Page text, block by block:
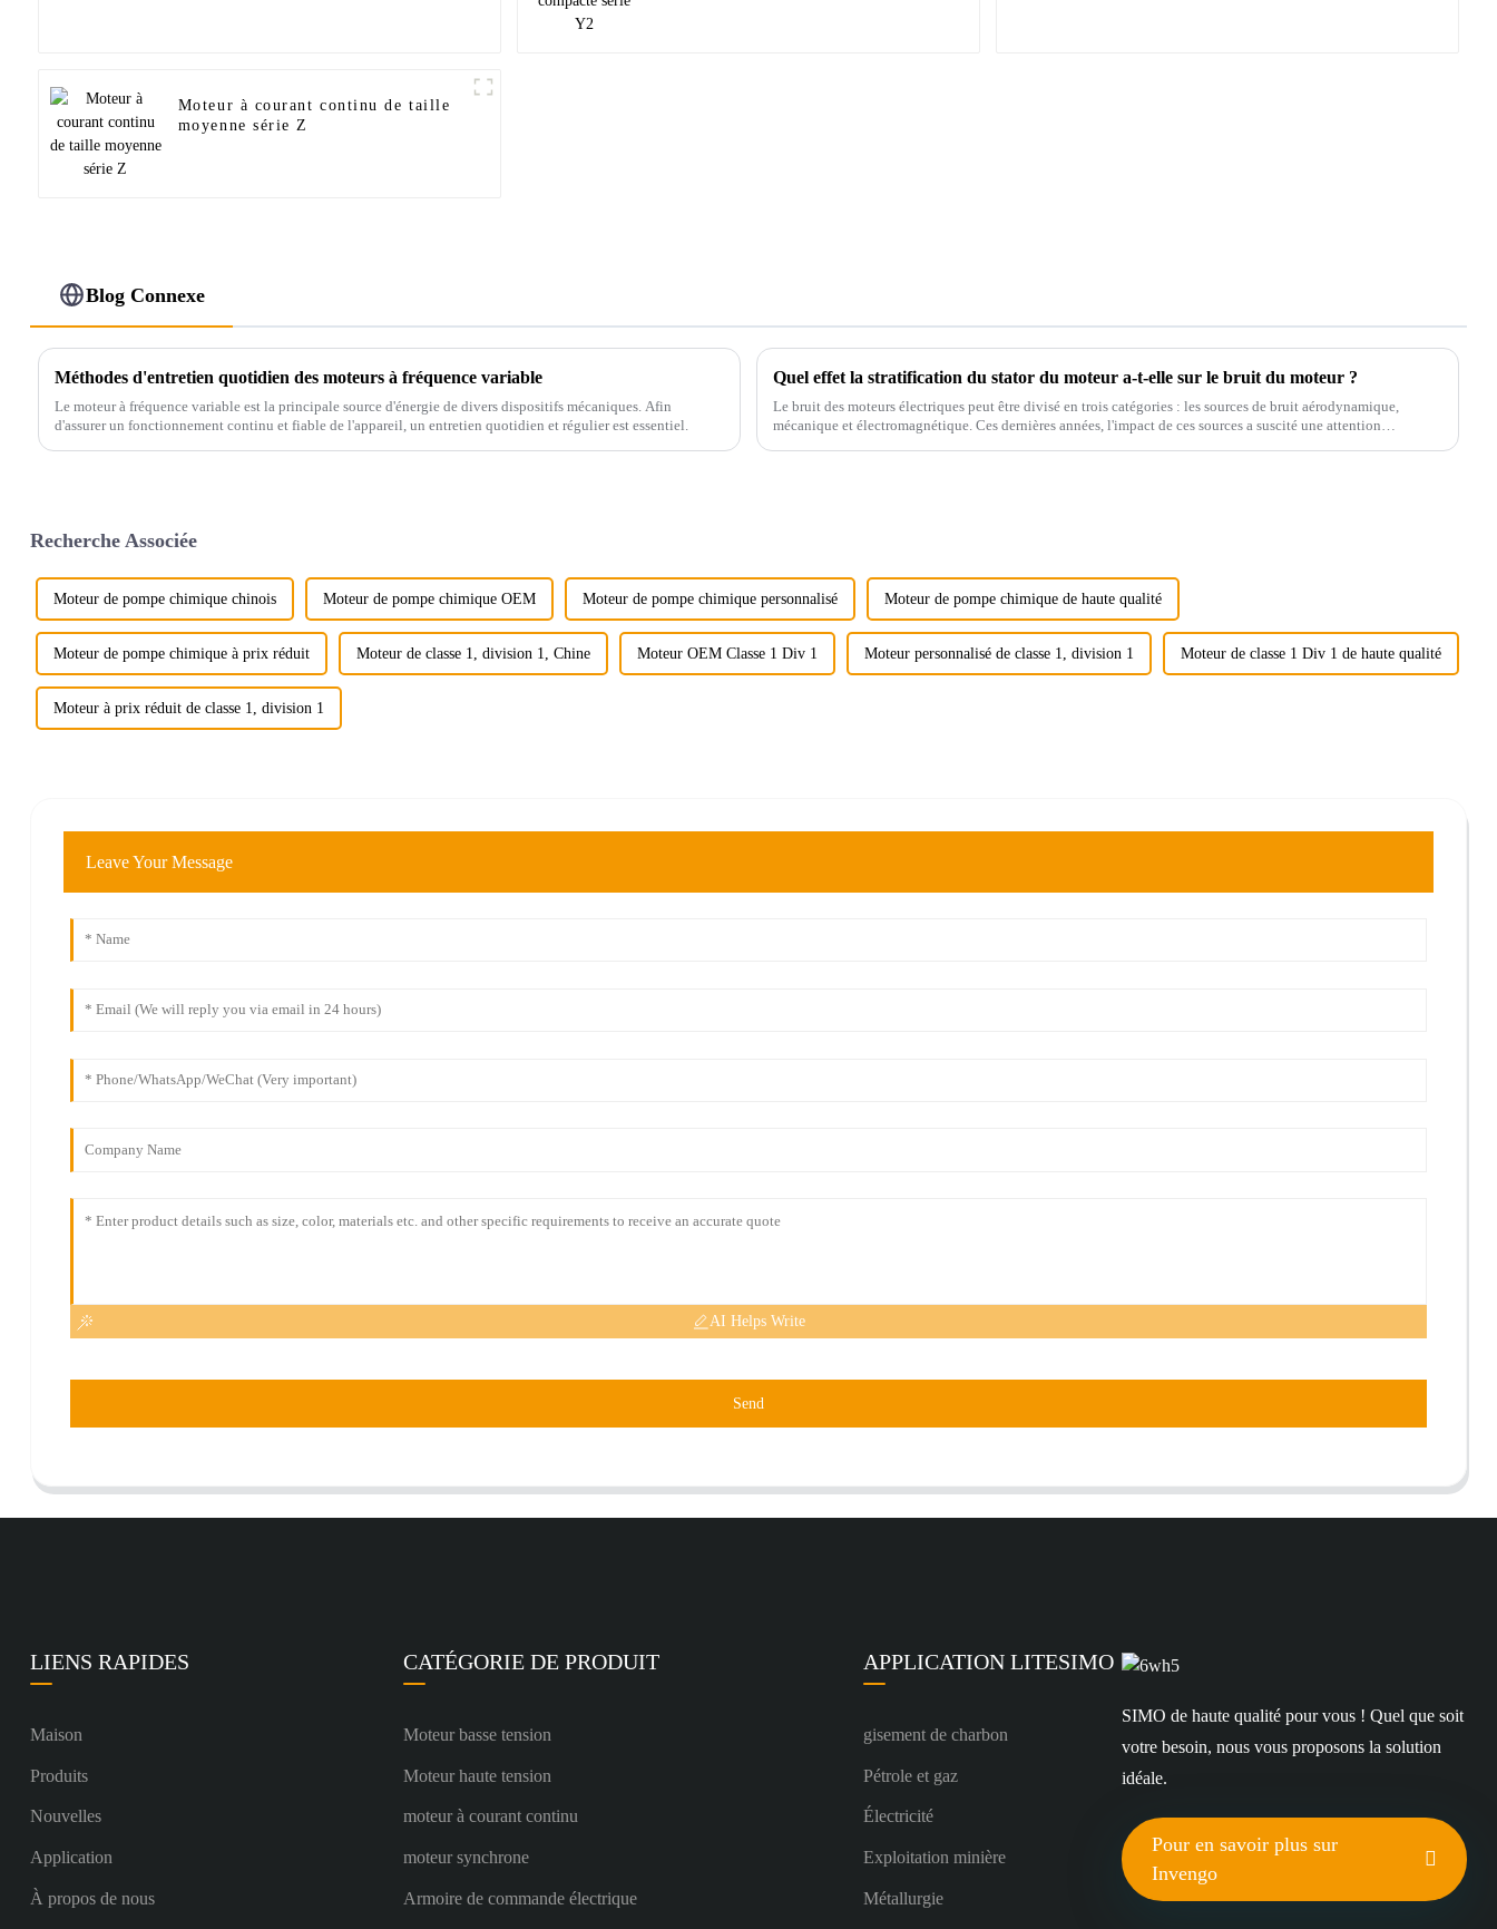
Moteur à courant continu de taille
moyenne série Z
Blog Connexe
Méthodes d'entretien quotidien des moteurs à fréquence variable
Le moteur à fréquence variable est la principale source d'énergie de divers dispositifs mécaniques. Afin
d'assurer un fonctionnement continu et fiable de l'appareil, un entretien quotidien et régulier est essentiel.
Quel effet la stratification du stator du moteur a-t-elle sur le bruit du moteur ?
Le bruit des moteurs électriques peut être divisé en trois catégories : les sources de bruit aérodynamique,
mécanique et électromagnétique. Ces dernières années, l'impact de ces sources a suscité une attention
Recherche Associée
Moteur de pompe chimique chinois Moteur de pompe chimique OEM Moteur de pompe chimique personnalisé Moteur de pompe chimique de haute qualité
Moteur de pompe chimique à prix réduit Moteur de classe 1, division 1, Chine Moteur OEM Classe 1 Div 1 Moteur personnalisé de classe 1, division 1 Moteur de classe 1 Div 1 de haute qualité
Moteur à prix réduit de classe 1, division 1
Leave Your Message
AI Helps Write
Send
LIENS RAPIDES
Maison
Produits
Nouvelles
Application
À propos de nous
CATÉGORIE DE PRODUIT
Moteur basse tension
Moteur haute tension
moteur à courant continu
moteur synchrone
Armoire de commande électrique
APPLICATION LITESIMO
gisement de charbon
Pétrole et gaz
Électricité
Exploitation minière
Métallurgie
SIMO de haute qualité pour vous ! Quel que soit
votre besoin, nous vous proposons la solution
idéale.
Pour en savoir plus sur
Invengo